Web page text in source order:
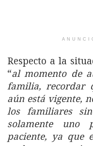
Respecto a la
“al momento de
familia, recordar
aún está vigente,
los familiares
solamente uno
paciente, ya que